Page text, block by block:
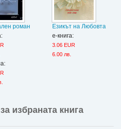
роман
Езикът на Любовта
е-книга:
3.06 EUR
6.00 лв.
избраната книга